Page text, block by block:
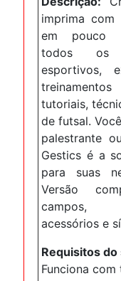
imprima com
em pouco
todos os
esportivos,
tutoriais,
de futsal.
palestrante
Gestics é a
para suas
Versão
campos,
acessórios e
Requisitos do
Funciona